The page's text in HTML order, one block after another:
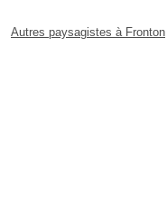
Autres paysagistes à Fronton